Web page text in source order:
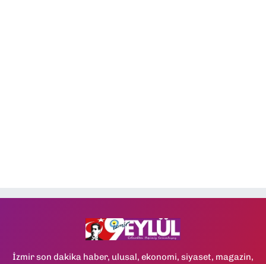
İzmir son dakika haber, ulusal, ekonomi, siyaset, magazin,